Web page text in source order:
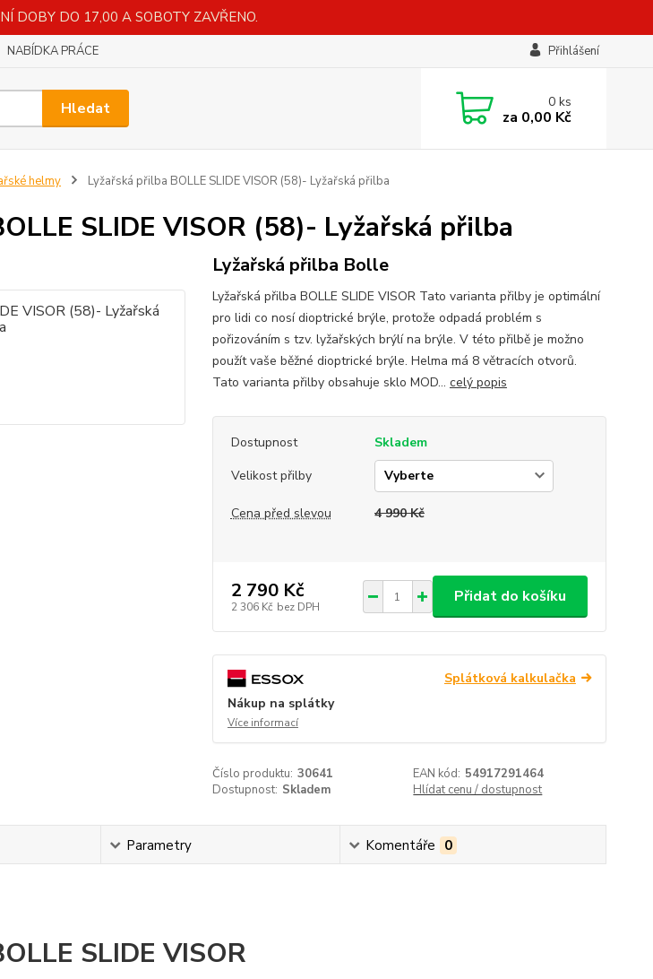
DOBY DO 17,00 A SOBOTY ZAVŘENO.
NABÍDKA PRÁCE Přihlášení
Hledat 0ks
za 0,00 Kč
helmy Lyžařská přilba BOLLE SLIDE VISOR (58)- Lyžařská přilba
SLIDE VISOR (58)- Lyžařská přilba
Lyžařská přilba Bolle
Lyžařská přilba BOLLE SLIDE VISOR Tato varianta přilby je optimální
pro lidi co nosí dioptrické brýle, protože odpadá problém s
pořizováním s tzv. lyžařských brýlí na brýle. V této přilbě je možno
použít vaše běžné dioptrické brýle. Helma má 8 větracích otvorů.
Tato varianta přilby obsahuje sklo MOD... celý popis
Dostupnost
Skladem
Velikost přilby
Cena před slevou 4 990 Kč
2 790 Kč
2 306 Kč bez DPH
Přidat do košíku
Splátková kalkulačka
Nákup na splátky
Více informací
Číslo produktu: 30641 EAN kód: 54917291464
Dostupnost: Skladem Hlídat cenu / dostupnost
Parametry Komentáře 0
SLIDE VISOR